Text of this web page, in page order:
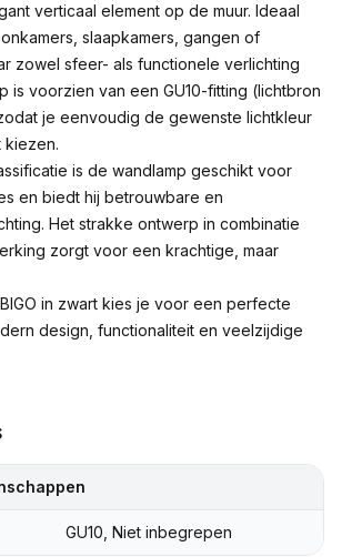
verticaal element op de muur. Ideaal
slaapkamers, gangen of
zowel sfeer- als functionele verlichting
is voorzien van een GU10-fitting (lichtbron
je eenvoudig de gewenste lichtkleur
kiezen.
is de wandlamp geschikt voor
en biedt hij betrouwbare en
Het strakke ontwerp in combinatie
zorgt voor een krachtige, maar
in zwart kies je voor een perfecte
design, functionaliteit en veelzijdige
GU10, Niet inbegrepen